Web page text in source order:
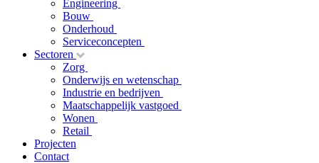
Engineering
Bouw
Onderhoud
Serviceconcepten
Sectoren
Zorg
Onderwijs en wetenschap
Industrie en bedrijven
Maatschappelijk vastgoed
Wonen
Retail
Projecten
Contact